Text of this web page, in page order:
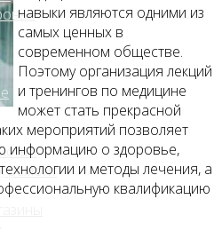
ремонт
навыки являются одними из
самых ценных в
современном обществе.
Поэтому организация лекций
и тренингов по медицине
может стать прекрасной
мероприятий позволяет
информацию о здоровье,
и методы лечения, а
квалификацию